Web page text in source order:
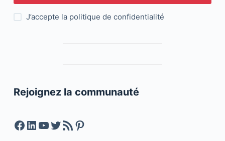
J’accepte la politique de confidentialité
Rejoignez la communauté
Facebook
LinkedIn
YouTube
Twitter
Feed RSSPinterest